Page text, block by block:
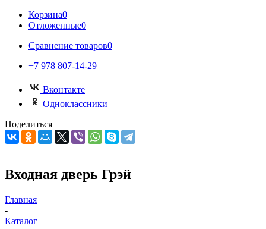
Корзина0
Отложенные0
Сравнение товаров0
+7 978 807-14-29
Вконтакте
Одноклассники
Поделиться
Входная дверь Грэй
Главная
-
Каталог